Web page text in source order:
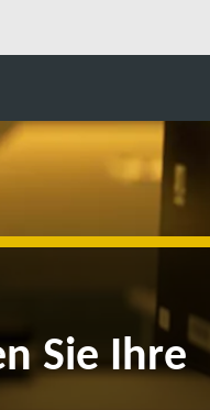
Sie Ihre